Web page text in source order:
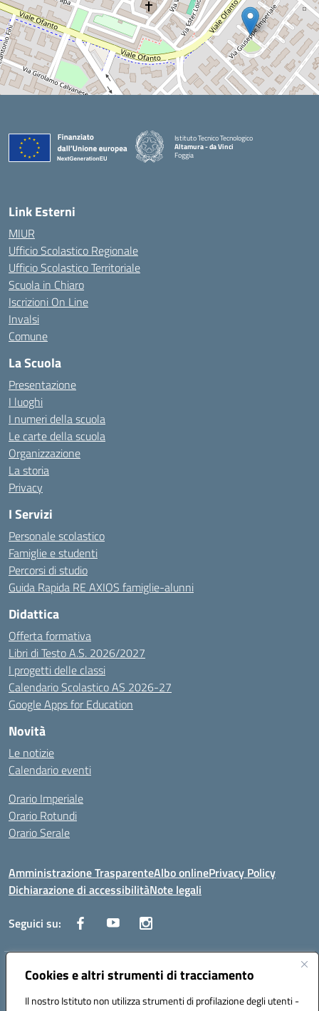
Cookies e altri strumenti di tracciamento
Il nostro Istituto non utilizza strumenti di profilazione degli utenti -
Istituto Tecnico Tecnologico
Altamura - da Vinci
Foggia
— Visita la pagina iniziale della scuola
Link Esterni
MIUR
Ufficio Scolastico Regionale
Ufficio Scolastico Territoriale
Scuola in Chiaro
Iscrizioni On Line
Invalsi
Comune
La Scuola
Presentazione
I luoghi
I numeri della scuola
Le carte della scuola
Organizzazione
La storia
Privacy
I Servizi
Personale scolastico
Famiglie e studenti
Percorsi di studio
Guida Rapida RE AXIOS famiglie-alunni
Didattica
Offerta formativa
Libri di Testo A.S. 2026/2027
I progetti delle classi
Calendario Scolastico AS 2026-27
Google Apps for Education
Novità
Le notizie
Calendario eventi
Orario Imperiale
Orario Rotundi
Orario Serale
Amministrazione TrasparenteAlbo onlinePrivacy Policy
Dichiarazione di accessibilitàNote legali
Seguici su:
Indirizzo:Via Generale Francesco Rotundi 4, 71121 Foggia (FG)
Posta elettronica certificata (PEC):fgtf13000c@pec.istruzione.it